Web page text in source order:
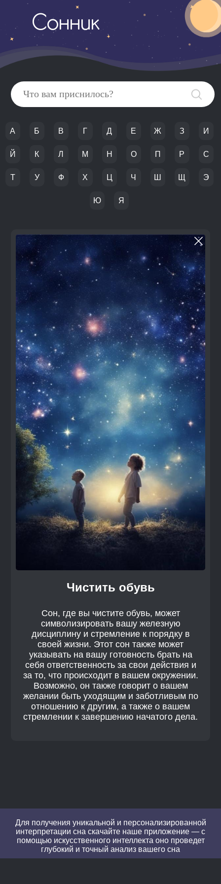
Сонник
А Б В Г Д Е Ж З И
Й К Л М Н О П Р С
Т У Ф Х Ц Ч Ш Щ Э
Ю Я
Чистить обувь
Сон, где вы чистите обувь, может
символизировать вашу железную
дисциплину и стремление к порядку в
своей жизни. Этот сон также может
указывать на вашу готовность брать на
себя ответственность за свои действия и
за то, что происходит в вашем окружении.
Возможно, он также говорит о вашем
желании быть уходящим и заботливым по
отношению к другим, а также о вашем
стремлении к завершению начатого дела.
Для получения уникальной и персонализированной
интерпретации сна скачайте наше приложение — с
помощью искусственного интеллекта оно проведет
глубокий и точный анализ вашего сна